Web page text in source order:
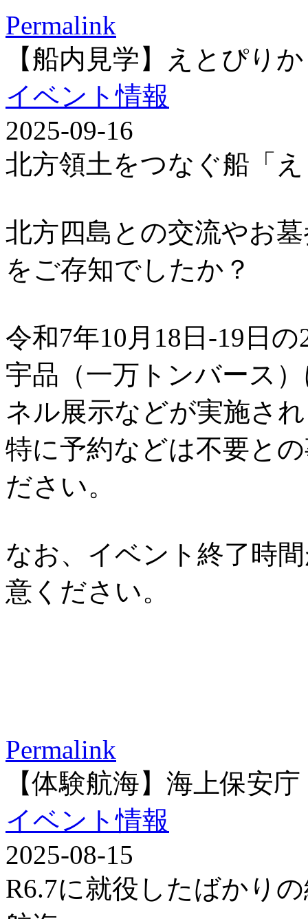
Permalink
【船内見学】えとぴりか
イベント情報
2025-09-16
北方領土をつなぐ船「
北方四島との交流やお
をご存知でしたか？
令和7年10月18日-19日の
宇品（一万トンバース
ネル展示などが実施さ
特に予約などは不要と
ださい。
なお、イベント終了時
意ください。
Permalink
【体験航海】海上保安
イベント情報
2025-08-15
R6.7に就役したばかり